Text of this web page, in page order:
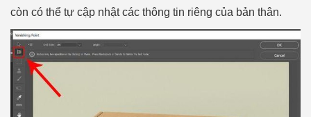
còn có thể tự cập nhật các thông tin riêng của bản thân.